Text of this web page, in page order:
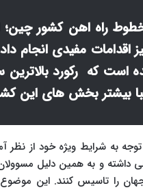
راه اهن کشور
اقدامات مفیدی انجام
است که رکورد
بیشتر بخش های این
به شرایط ویژه خود از
داشته و به همین دلیل
را تاسیس کنند. این